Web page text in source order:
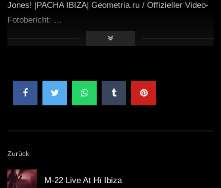
Jones! |PACHA IBIZA| Geometria.ru / Offizieller Video-
Fotobericht: …
Zurück
M-22 Live At Hï Ibiza